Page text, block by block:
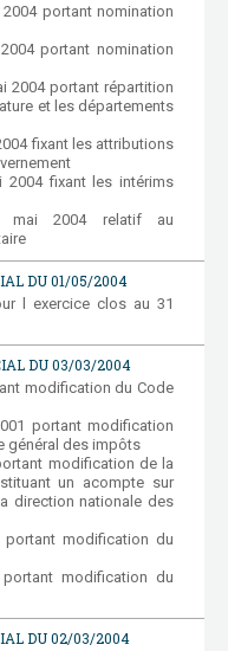
2004 portant nomination
portant nomination
2004 portant répartition
et les départements
fixant les attributions
2004 fixant les intérims
mai 2004 relatif au
DU 01/05/2004
l exercice clos au 31
DU 03/03/2004
modification du Code
portant modification
général des impôts
modification de la
un acompte sur
direction nationale des
portant modification du
modification du
DU 02/03/2004